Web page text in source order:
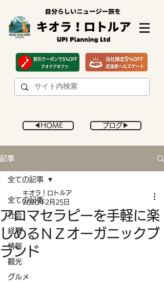
◀︎HOME ブログ▶︎
記事
全ての記事
社会
経済
情報
観光
グルメ
全ての記事
アロマセラピーを手軽に楽
しめるＮＺオーガニックブ
ランド
キオラ！ロトルア
2020年2月25日